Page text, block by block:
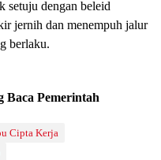
setuju dengan beleid
jernih dan menempuh jalur
berlaku.
Baca Pemerintah
Cipta Kerja